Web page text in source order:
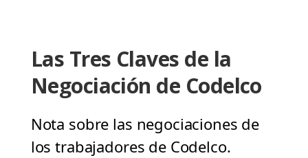
Las Tres Claves de la
Negociación de Codelco
Nota sobre las negociaciones de
los trabajadores de Codelco.